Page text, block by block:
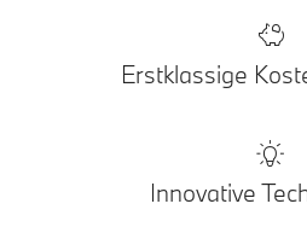
Erstklassige
Innovative